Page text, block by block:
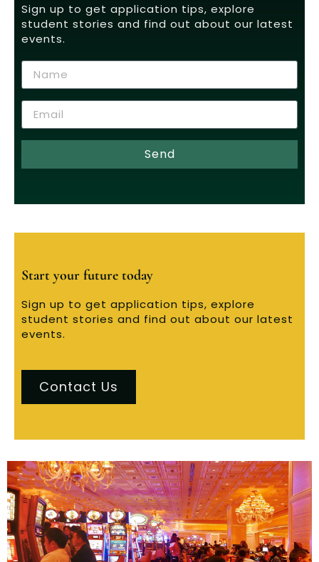
Sign up to get application tips, explore
student stories and find out about our latest
events.
Send
Start your future today
Sign up to get application tips, explore
student stories and find out about our latest
events.
Contact Us